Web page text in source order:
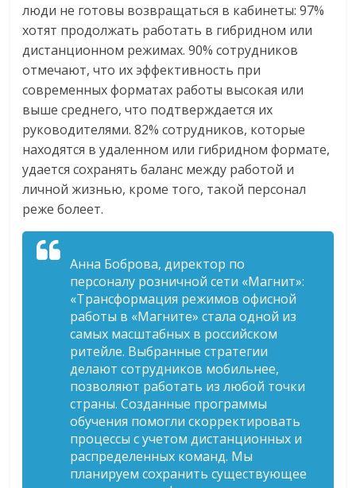
люди не готовы возвращаться в кабинеты: 97%
хотят продолжать работать в гибридном или
дистанционном режимах. 90% сотрудников
отмечают, что их эффективность при
современных форматах работы высокая или
выше среднего, что подтверждается их
руководителями. 82% сотрудников, которые
находятся в удаленном или гибридном формате,
удается сохранять баланс между работой и
личной жизнью, кроме того, такой персонал
реже болеет.
Анна Боброва, директор по
персоналу розничной сети «Магнит»:
«Трансформация режимов офисной
работы в «Магните» стала одной из
самых масштабных в российском
ритейле. Выбранные стратегии
делают сотрудников мобильнее,
позволяют работать из любой точки
страны. Созданные программы
обучения помогли скорректировать
процессы с учетом дистанционных и
распределенных команд. Мы
планируем сохранить существующее